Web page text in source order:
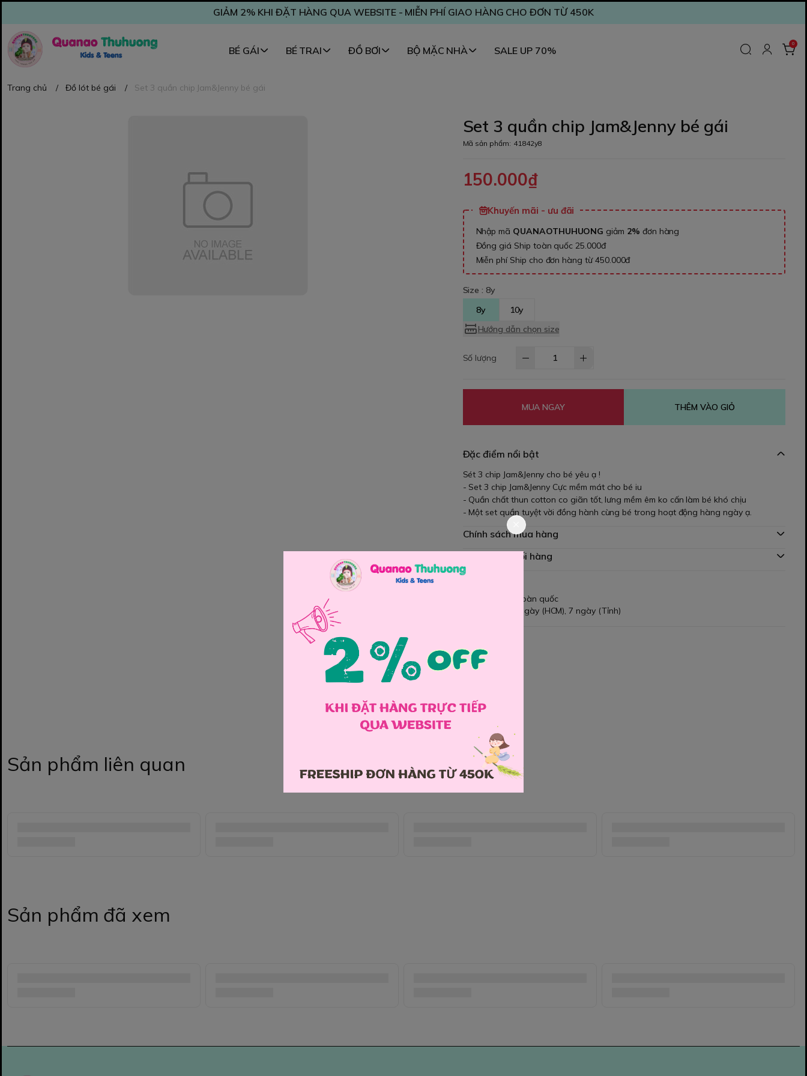
GIẢM 2% KHI ĐẶT HÀNG QUA WEBSITE - MIỄN PHÍ GIAO HÀNG CHO ĐƠN TỪ 450K
BÉ GÁI BÉ TRAI ĐỒ BƠI BỘ MẶC NHÀ SALE UP 70%
0
Trang chủ / Đồ lót bé gái / Set 3 quần chip Jam&Jenny bé gái
Set 3 quần chip Jam&Jenny bé gái
Mã sản phẩm: 41842y8
150.000₫
Khuyến mãi - ưu đãi
Nhập mã QUANAOTHUHUONG giảm 2% đơn hàng
Đồng giá Ship toàn quốc 25.000đ
Miễn phí Ship cho đơn hàng từ 450.000đ
Size : 8y
8y
10y
Hướng dẫn chọn size
Số lượng
MUA NGAY THÊM VÀO GIỎ
Đặc điểm nổi bật
Sét 3 chip Jam&Jenny cho bé yêu ạ !
- Set 3 chip Jam&Jenny Cực mềm mát cho bé iu
- Quần chất thun cotton co giãn tốt, lưng mềm êm ko cấn làm bé khó chịu
- Một set quần tuyệt vời đồng hành cùng bé trong hoạt động hàng ngày ạ.
Chính sách mua hàng
Chính sách đổi hàng
Giao hàng toàn quốc
Đổi hàng 3 ngày (HCM), 7 ngày (Tỉnh)
Sản phẩm liên quan
Sản phẩm đã xem